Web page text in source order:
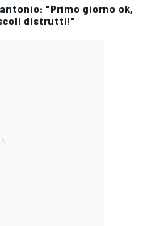
"Primo giorno ok,
distrutti!"